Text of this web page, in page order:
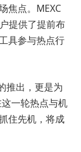
焦点。MEXC
提供了提前布
具参与热点行
推出，更是为
一轮热点与机
住先机，将成